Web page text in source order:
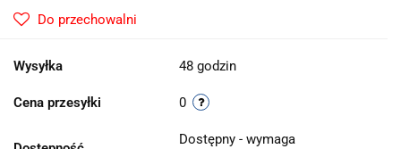
Do przechowalni
Wysyłka 48 godzin
Cena przesyłki 0
Dostępny - wymaga